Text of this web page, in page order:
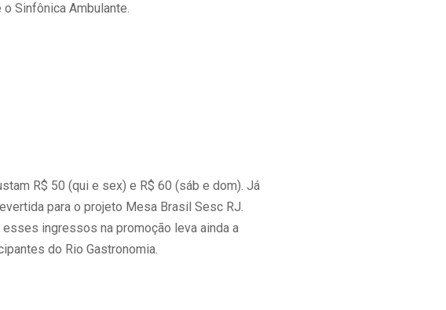
Sinfônica Ambulante.
R$ 50 (qui e sex) e R$ 60 (sáb e dom). Já
para o projeto Mesa Brasil Sesc RJ.
ingressos na promoção leva ainda a
do Rio Gastronomia.